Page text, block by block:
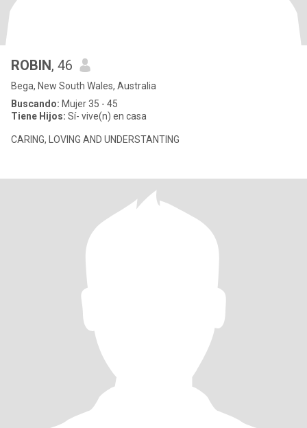
ROBIN, 46
Bega, New South Wales, Australia
Buscando: Mujer 35 - 45
Tiene Hijos: Sí- vive(n) en casa
CARING, LOVING AND UNDERSTANTING